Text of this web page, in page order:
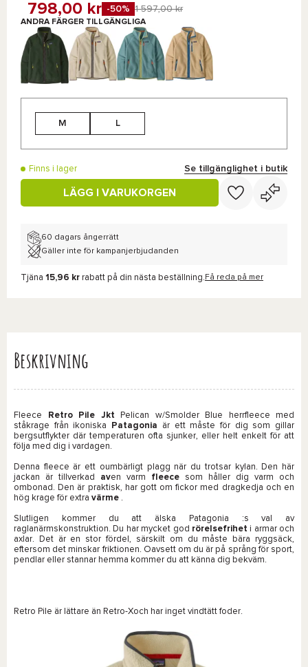
798,00 kr -50% 1 597,00 kr
ANDRA FÄRGER TILLGÄNGLIGA
M L
Finns i lager Se tillgänglighet i butik
LÄGG I VARUKORGEN
60 dagars ångerrätt
Gäller inte för kampanjerbjudanden
Tjäna 15,96 kr rabatt på din nästa beställning. Få reda på mer
Beskrivning
Fleece Retro Pile Jkt Pelican w/Smolder Blue herrfleece med
ståkrage från ikoniska
Patagonia är ett måste för dig som gillar
bergsutflykter där temperaturen ofta sjunker, eller helt enkelt för att
följa med dig i vardagen.
Denna fleece är ett oumbärligt plagg när du trotsar kylan. Den här
jackan är tillverkad aven varm fleece som håller dig varm och
ombonad. Den är praktisk, har gott om fickor med dragkedja och en
hög krage för extra värme
Slutligen kommer du att älska Patagonia :s val av
raglanärmskonstruktion. Du har mycket god rörelsefrihet i armar och
axlar. Det är en stor fördel, särskilt om du måste bära ryggsäck,
eftersom det minskar friktionen. Oavsett om du är på språng för sport,
pendlar eller stannar hemma kommer du att känna dig bekväm.
Retro Pile är lättare än Retro-Xoch har inget vindtätt foder.